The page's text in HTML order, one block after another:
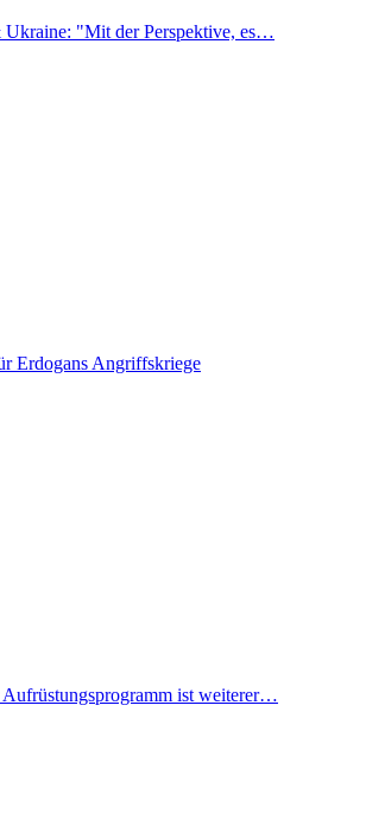
Ukraine: "Mit der Perspektive, es…
Erdogans Angriffskriege
Aufrüstungsprogramm ist weiterer…